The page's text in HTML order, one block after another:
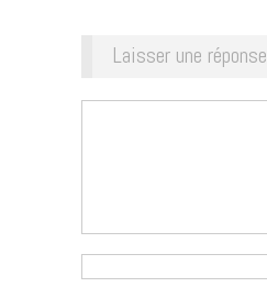
Laisser une réponse